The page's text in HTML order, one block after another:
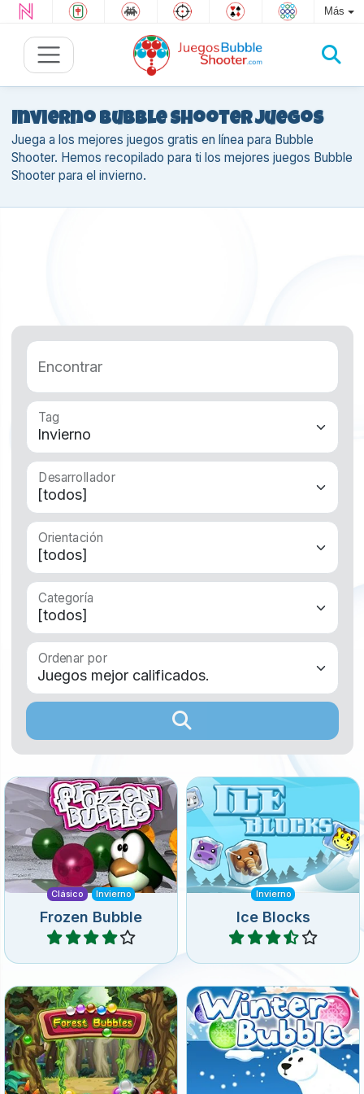
Más
Invierno Bubble Shooter juegos
Juega a los mejores juegos gratis en línea para Bubble
Shooter. Hemos recopilado para ti los mejores juegos Bubble
Shooter para el invierno.
Encontrar
Tag
Desarrollador
Orientación
Categoría
Ordenar por
Clásico Invierno
Frozen Bubble
Remake del clásico juego
Frozen Bubble Shooter.
Jugar
Invierno
Ice Blocks
Libera a los animales
congelados de los bloques
de hielo.
Jugar
Primavera Invierno
Forest Bubbles
Colorido juego de puzzle de
Bubble Shooter. Elimina
todas las burbujas.
Invierno
Winter Bubble
Dispara burbujas
congeladas en este frío
juego de Bubble Shooter.